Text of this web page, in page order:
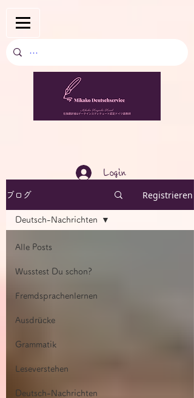
Login
ブログ Registrieren
Alle Posts
Wusstest Du schon?
Fremdsprachenlernen
Ausdrücke
Grammatik
Leseverstehen
Deutsch-Nachrichten
Deutsch-Nachrichten